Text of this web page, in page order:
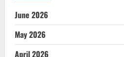
June 2026
May 2026
April 2026